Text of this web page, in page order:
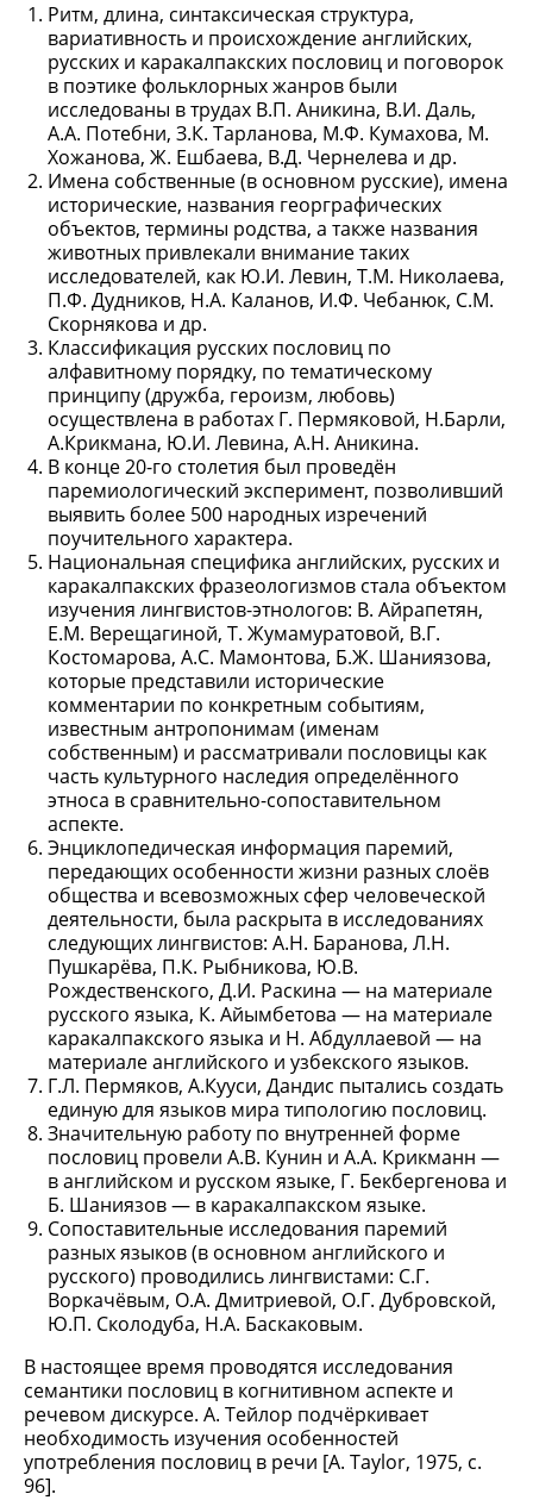
Ритм, длина, синтаксическая структура,
вариативность и происхождение английских,
русских и каракалпакских пословиц и поговорок
в поэтике фольклорных жанров были
исследованы в трудах В.П. Аникина, В.И. Даль,
А.А. Потебни, З.К. Тарланова, М.Ф. Кумахова, М.
Хожанова, Ж. Ешбаева, В.Д. Чернелева и др.
Имена собственные (в основном русские), имена
исторические, названия георграфических
объектов, термины родства, а также названия
животных привлекали внимание таких
исследователей, как Ю.И. Левин, Т.М. Николаева,
П.Ф. Дудников, Н.А. Каланов, И.Ф. Чебанюк, С.М.
Скорнякова и др.
Классификация русских пословиц по
алфавитному порядку, по тематическому
принципу (дружба, героизм, любовь)
осуществлена в работах Г. Пермяковой, Н.Барли,
А.Крикмана, Ю.И. Левина, А.Н. Аникина.
В конце 20-го столетия был проведён
паремиологический эксперимент, позволивший
выявить более 500 народных изречений
поучительного характера.
Национальная специфика английских, русских и
каракалпакских фразеологизмов стала объектом
изучения лингвистов-этнологов: В. Айрапетян,
Е.М. Верещагиной, Т. Жумамуратовой, В.Г.
Костомарова, А.С. Мамонтова, Б.Ж. Шаниязова,
которые представили исторические
комментарии по конкретным событиям,
известным антропонимам (именам
собственным) и рассматривали пословицы как
часть культурного наследия определённого
этноса в сравнительно-сопоставительном
аспекте.
Энциклопедическая информация паремий,
передающих особенности жизни разных слоёв
общества и всевозможных сфер человеческой
деятельности, была раскрыта в исследованиях
следующих лингвистов: А.Н. Баранова, Л.Н.
Пушкарёва, П.К. Рыбникова, Ю.В.
Рождественского, Д.И. Раскина — на материале
русского языка, К. Айымбетова — на материале
каракалпакского языка и Н. Абдуллаевой — на
материале английского и узбекского языков.
Г.Л. Пермяков, А.Кууси, Дандис пытались создать
единую для языков мира типологию пословиц.
Значительную работу по внутренней форме
пословиц провели А.В. Кунин и А.А. Крикманн —
в английском и русском языке, Г. Бекбергенова и
Б. Шаниязов — в каракалпакском языке.
Сопоставительные исследования паремий
разных языков (в основном английского и
русского) проводились лингвистами: С.Г.
Воркачёвым, О.А. Дмитриевой, О.Г. Дубровской,
Ю.П. Сколодуба, Н.А. Баскаковым.
В настоящее время проводятся исследования
семантики пословиц в когнитивном аспекте и
речевом дискурсе. А. Тейлор подчёркивает
необходимость изучения особенностей
употребления пословиц в речи [А. Taylor, 1975, с.
96].